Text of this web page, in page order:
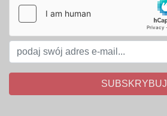
SUBSKRYBUJ